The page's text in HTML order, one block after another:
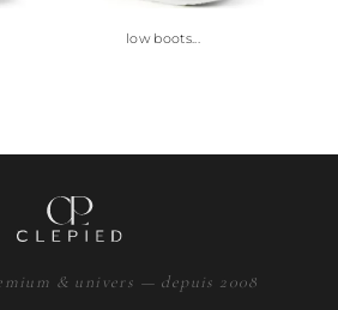
low boots...
& univers — depuis 2008